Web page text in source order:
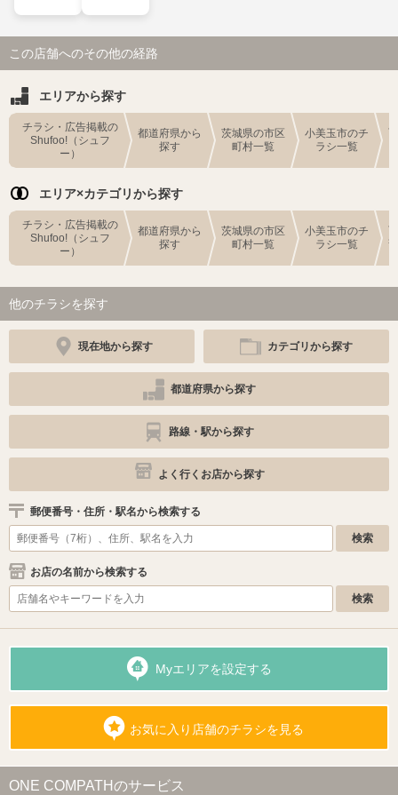
この店舗へのその他の経路
エリアから探す
チラシ・広告掲載の
Shufoo!（シュフ
ー）
都道府県から
探す
茨城県の市区
町村一覧
小美玉市のチ
ラシ一覧
エリア×カテゴリから探す
チラシ・広告掲載の
Shufoo!（シュフ
ー）
都道府県から
探す
茨城県の市区
町村一覧
小美玉市のチ
ラシ一覧
他のチラシを探す
現在地から探す カテゴリから探す
都道府県から探す
路線・駅から探す
よく行くお店から探す
郵便番号・住所・駅名から検索する
お店の名前から検索する
Myエリアを設定する
お気に入り店舗のチラシを見る
ONE COMPATHのサービス